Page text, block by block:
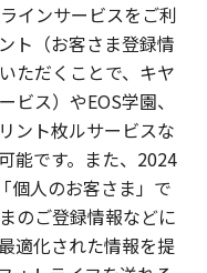
インサービスをご利
ト（お客さま登録情
ただくことで、キヤ
ビス）やEOS学園、
ント枚ルサービスな
能です。また、2024
個人のお客さま」で
のご登録情報などに
適化された情報を提